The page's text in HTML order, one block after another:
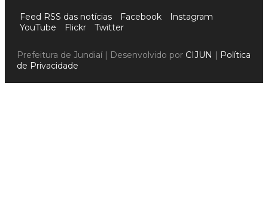
Feed RSS das notícias Facebook
Instagram
YouTube
Flickr Twitter
Prefeitura de Jundiaí | Desenvolvido por CIJUN | Política
de Privacidade